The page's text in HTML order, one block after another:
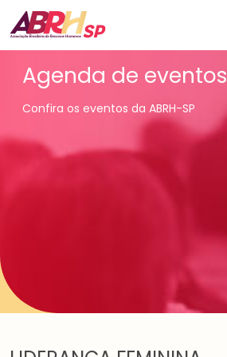
Navegação principal
Agenda de eventos
Confira os eventos da ABRH-SP